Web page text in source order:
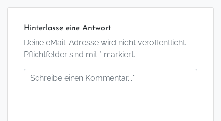
Hinterlasse eine Antwort
Deine eMail-Adresse wird nicht veröffentlicht.
Pflichtfelder sind mit * markiert.